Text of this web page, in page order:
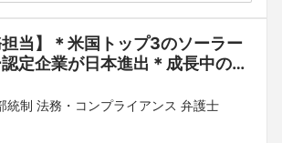
担当】＊米国トップ3のソーラー
定企業が日本進出＊成長中の蓄
ンニュートラル実現に向けて
ー産業に貢献
統制 法務・コンプライアンス 弁護士